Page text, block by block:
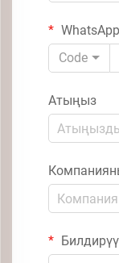
WhatsApp
Code
Атыңыз
Билдирүү